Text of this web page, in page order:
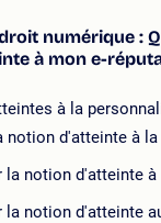
numérique :
à mon e-
à la
notion d'atteinte à la
la notion d'atteinte à
la notion d'atteinte